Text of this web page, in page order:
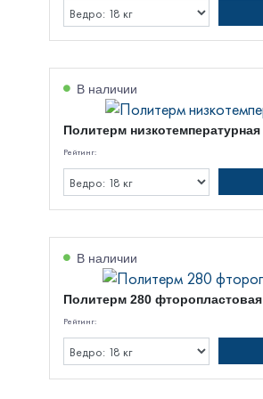
В наличии
Политерм низкотемпературная
Рейтинг:
В наличии
Политерм 280 фторопластовая
Рейтинг: